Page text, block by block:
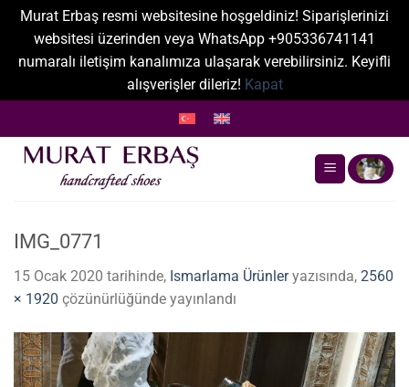
Murat Erbaş resmi websitesine hoşgeldiniz! Siparişlerinizi
websitesi üzerinden veya WhatsApp +905336741141
numaralı iletişim kanalımıza ulaşarak verebilirsiniz. Keyifli
alışverişler dileriz! Kapat
atla
IMG_0771
15 Ocak 2020 tarihinde, Ismarlama Ürünleryazısında, 2560
× 1920 çözünürlüğünde yayınlandı